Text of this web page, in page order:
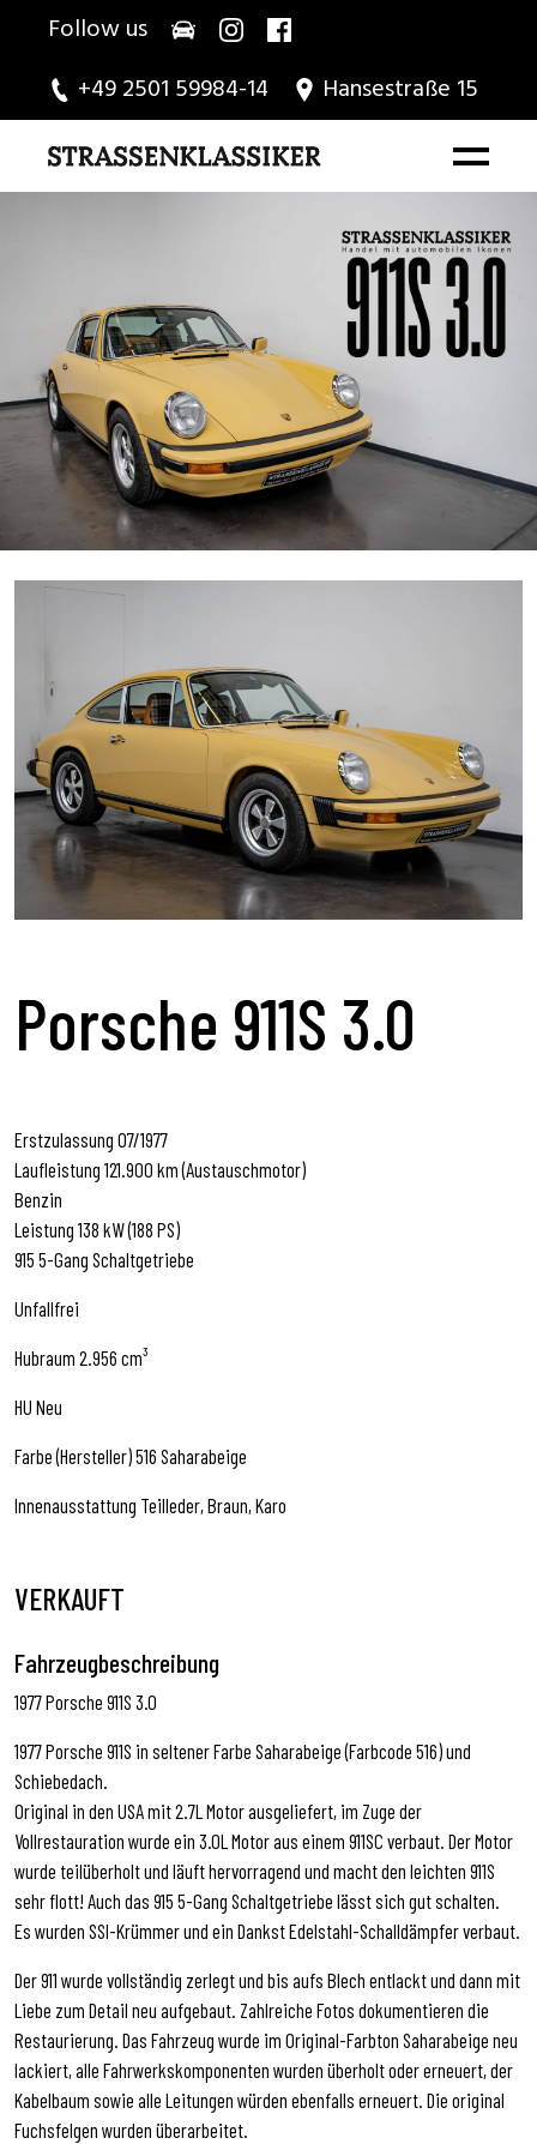
Follow us
+49 2501 59984-14
Hansestraße 15
Porsche 911S 3.0
Erstzulassung 07/1977
Laufleistung 121.900 km (Austauschmotor)
Benzin
Leistung 138 kW (188 PS)
915 5-Gang Schaltgetriebe
Unfallfrei
Hubraum 2.956 cm³
HU Neu
Farbe (Hersteller) 516 Saharabeige
Innenausstattung Teilleder, Braun, Karo
VERKAUFT
Fahrzeugbeschreibung
1977 Porsche 911S 3.0
1977 Porsche 911S in seltener Farbe Saharabeige (Farbcode 516) und
Schiebedach.
Original in den USA mit 2.7L Motor ausgeliefert, im Zuge der
Vollrestauration wurde ein 3.0L Motor aus einem 911SC verbaut. Der Motor
wurde teilüberholt und läuft hervorragend und macht den leichten 911S
sehr flott! Auch das 915 5-Gang Schaltgetriebe lässt sich gut schalten.
Es wurden SSI-Krümmer und ein Dankst Edelstahl-Schalldämpfer verbaut.
Der 911 wurde vollständig zerlegt und bis aufs Blech entlackt und dann mit
Liebe zum Detail neu aufgebaut. Zahlreiche Fotos dokumentieren die
Restaurierung. Das Fahrzeug wurde im Original-Farbton Saharabeige neu
lackiert, alle Fahrwerkskomponenten wurden überholt oder erneuert, der
Kabelbaum sowie alle Leitungen würden ebenfalls erneuert. Die original
Fuchsfelgen wurden überarbeitet.